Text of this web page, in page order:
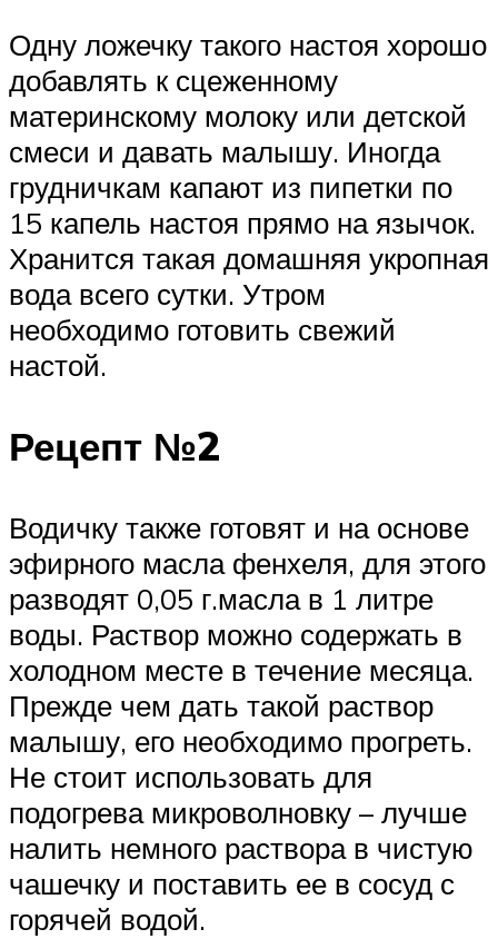
Одну ложечку такого настоя хорошо
добавлять к сцеженному
материнскому молоку или детской
смеси и давать малышу. Иногда
грудничкам капают из пипетки по
15 капель настоя прямо на язычок.
Хранится такая домашняя укропная
вода всего сутки. Утром
необходимо готовить свежий
настой.
Рецепт №2
Водичку также готовят и на основе
эфирного масла фенхеля, для этого
разводят 0,05 г.масла в 1 литре
воды. Раствор можно содержать в
холодном месте в течение месяца.
Прежде чем дать такой раствор
малышу, его необходимо прогреть.
Не стоит использовать для
подогрева микроволновку – лучше
налить немного раствора в чистую
чашечку и поставить ее в сосуд с
горячей водой.